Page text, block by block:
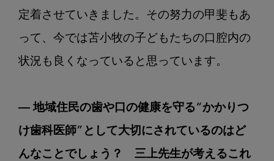
定着させていきました。その努力の甲斐もあ
って、今では苫小牧の子どもたちの口腔内の
状況も良くなっていると思っています。
― 地域住民の歯や口の健康を守る“かかりつ
け歯科医師”として大切にされているのはど
んなことでしょう？　三上先生が考えるこれ